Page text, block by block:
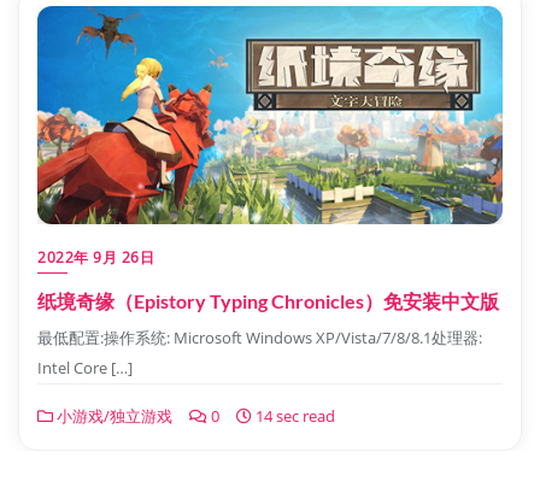
2022年 9月 26日
纸境奇缘（Epistory Typing Chronicles）免安装中文版
最低配置:操作系统: Microsoft Windows XP/Vista/7/8/8.1处理器:
Intel Core […]
小游戏/独立游戏 0 14 sec read